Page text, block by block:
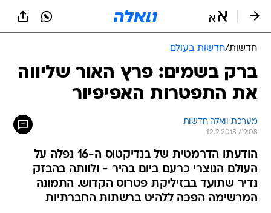
חדשות/חדשות בעולם
ברק בשמים: פרץ האור שליווה
את התפטרות האפיפיור
מערכת וואלה חדשות
12.2.2013 / 9:08
הודעתו הדרמטית של בנדיקטוס ה-16 נפלה על
העולם הנוצרי כרעם ביום בהיר - ולוותה בהבזק
נדיר שתועד בבזיליקת פטרוס הקדוש. התמונה
המרשימה הפכה ללהיט ברשתות החברתיות